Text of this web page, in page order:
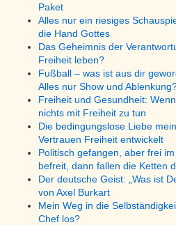
Paket
Alles nur ein riesiges
die Hand Gottes
Das Geheimnis der
Freiheit leben?
Fußball – was ist aus dir
Alles nur Show und
Freiheit und Gesundheit:
nichts mit Freiheit zu tun
Die bedingungslose Liebe
Vertrauen Freiheit entwickelt
Politisch gefangen, aber frei
befreit, dann fallen die Ketten
Der deutsche Geist: „Was ist
von Axel Burkart
Mein Weg in die
Chef los?